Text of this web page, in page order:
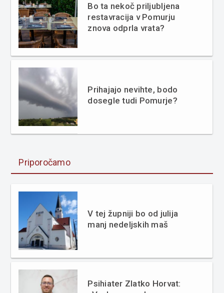
Bo ta nekoč priljubljena
restavracija v Pomurju
znova odprla vrata?
Prihajajo nevihte, bodo
dosegle tudi Pomurje?
Priporočamo
V tej župniji bo od julija
manj nedeljskih maš
Psihiater Zlatko Horvat: